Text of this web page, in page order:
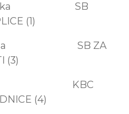
SB
(1)
SB ZA
(3)
Vinka
KBC
(4)